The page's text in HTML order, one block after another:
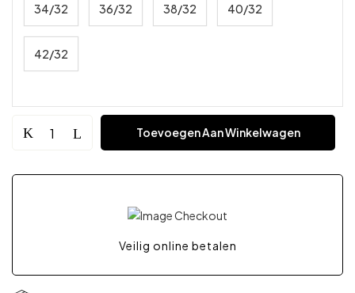
34/32 36/32 38/32 40/32
42/32
Toevoegen Aan Winkelwagen
Veilig online betalen